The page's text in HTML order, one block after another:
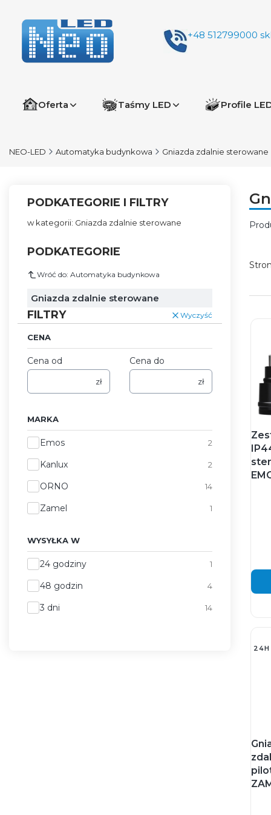
+48 512799000
Oferta Taśmy LED Profile
NEO-LED Automatyka budynkowa Gniazda zdalnie sterowane
PODKATEGORIE I FILTRY
w kategorii: Gniazda zdalnie sterowane
PODKATEGORIE
Wróć do: Automatyka budynkowa
Gniazda zdalnie sterowane
FILTRY Wyczyść
CENA
Cena od
zł
Cena do
zł
MARKA
Marka
Emos 2
Kanlux 2
ORNO 14
Zamel 1
WYSYŁKA W
Wysyłka w
24 godziny 1
48 godzin 4
3 dni 14
24H